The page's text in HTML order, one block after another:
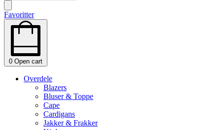
Favoritter
0 Open cart
Overdele
Blazers
Bluser & Toppe
Cape
Cardigans
Jakker & Frakker